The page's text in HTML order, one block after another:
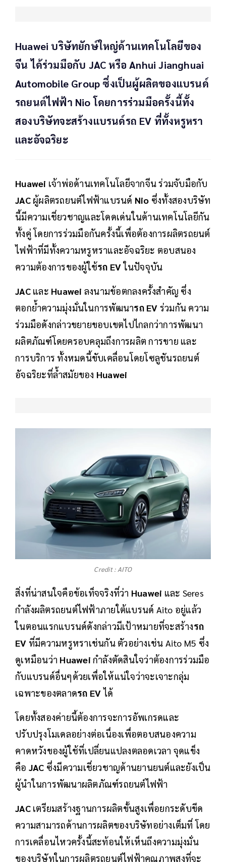
Huawei บริษัทยักษ์ใหญ่ด้านเทคโนโลยีของ
จีน ได้ร่วมมือกับ JAC หรือ Anhui Jianghuai
Automobile Group ซึ่งเป็นผู้ผลิตของแบรนด์
รถยนต์ไฟฟ้า Nio โดยการร่วมมือครั้งนี้ทั้ง
สองบริษัทจะสร้างแบรนด์รถ EV ที่ทั้งหรูหรา
และอัจฉริยะ
Huawei เจ้าพ่อด้านเทคโนโลยีจากจีน ร่วมจับมือกับ
JAC ผู้ผลิตรถยนต์ไฟฟ้าแบรนด์ Nio ซึ่งทั้งสองบริษัท
นี้มีความเชี่ยวชาญและโดดเด่นในด้านเทคโนโลยีกัน
ทั้งคู่ โดยการร่วมมือกันครั้งนี้เพื่อต้องการผลิตรถยนต์
ไฟฟ้าที่มีทั้งความหรูหราและอัจฉริยะ ตอบสนอง
ความต้องการของผู้ใช้รถ EVในปัจจุบัน
JACและ Huawei ลงนามข้อตกลงครั้งสำคัญ ซึ่ง
ตอกย้ำความมุ่งมั่นในการพัฒนารถ EV ร่วมกัน ความ
ร่วมมือดังกล่าวขยายขอบเขตไปไกลกว่าการพัฒนา
ผลิตภัณฑ์โดยครอบคลุมถึงการผลิต การขาย และ
การบริการ ทั้งหมดนี้ขับเคลื่อนโดยโซลูชันรถยนต์
อัจฉริยะที่ล้ำสมัยของ Huawei
Credit : AITO
สิ่งที่น่าสนใจคือข้อเท็จจริงที่ว่า Huawei และ Seres
กำลังผลิตรถยนต์ไฟฟ้าภายใต้แบรนด์ Aito อยู่แล้ว
ในตอนแรกแบรนด์ดังกล่าวมีเป้าหมายที่จะสร้างรถ
EV ที่มีความหรูหราเช่นกัน ตัวอย่างเช่น Aito M5 ซึ่ง
ดูเหมือนว่า Huawei กำลังตัดสินใจว่าต้องการร่วมมือ
กับแบรนด์อื่นๆด้วยเพื่อให้แน่ใจว่าจะเจาะกลุ่ม
เฉพาะของตลาดรถ EV ได้
โดยทั้งสองค่ายนี้ต้องการจะการอัพเกรดและ
ปรับปรุงโมเดลอย่างต่อเนื่องเพื่อตอบสนองความ
คาดหวังของผู้ใช้ที่เปลี่ยนแปลงตลอดเวลา จุดแข็ง
คือ JAC ซึ่งมีความเชี่ยวชาญด้านยานยนต์และยังเป็น
ผู้นำในการพัฒนาผลิตภัณฑ์รถยนต์ไฟฟ้า
JACเตรียมสร้างฐานการผลิตขั้นสูงเพื่อยกระดับขีด
ความสามารถด้านการผลิตของบริษัทอย่างเต็มที่ โดย
การเคลื่อนไหวครั้งนี้สะท้อนให้เห็นถึงความมุ่งมั่น
ของบริษัทในการผลิตรถยนต์ไฟฟ้าคุณภาพสูงที่จะ